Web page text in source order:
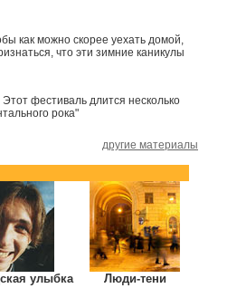
как можно скорее уехать домой,
что эти зимние каникулы
фестиваль длится несколько
рока"
другие материалы
улыбка Люди-тени